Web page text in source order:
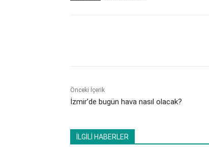
Önceki İçerik
İzmir’de bugün hava nasıl olacak?
İLGİLİ HABERLER